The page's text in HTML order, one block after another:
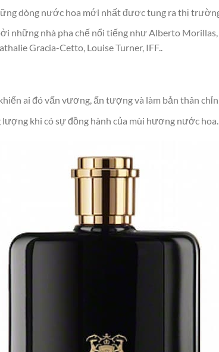
dòng nước hoa mới nhất được tung ra thị
những nhà pha chế nổi tiếng như Alberto
Gracia-Cetto, Louise Turner, IFF..
ai đó vấn vương, ấn tượng và làm bản thân
khi có sự đồng hành của mùi hương nước hoa.